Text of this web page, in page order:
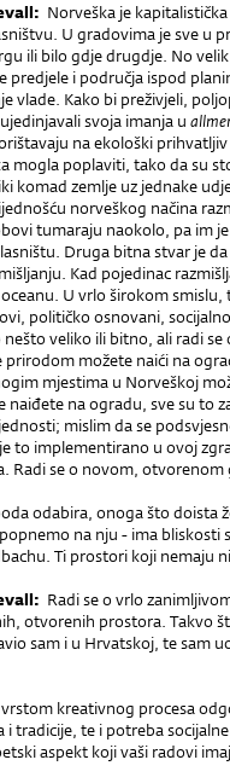
Norveška je
U gradovima je sve u
ili bilo gdje drugdje. No
predjele i pod­ručja ispod
vlade. Kako bi preživjeli,
svoja imanja u
na ekološki
mogla poplaviti, tako da su
komad zemlje uz jednake
norveškog načina
tumaraju naokolo, pa im
Druga bitna stvar je
Kad pojedinac
U vrlo širokom
političko osnovani,
veliko ili bitno, ali radi
možete naići na
mjestima u Norveškoj
naiđete na ogradu, sve su to
mislim da se
to implementirano u ovoj
Radi se o novom,
odabira, onoga što doista
na nju - ima
Ti prostori koji nemaju
Radi se o vrlo
otvorenih prostora. Takvo
sam i u Hrvatskoj, te sam
kreativnog procesa
i tradicije, te i potreba
aspekt koji vaši radovi